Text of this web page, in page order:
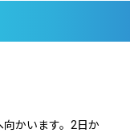
かいます。2日か